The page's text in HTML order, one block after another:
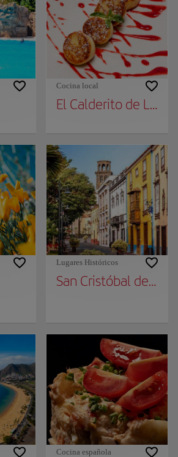
Cocina local
El Calderito de La
Lugares Históricos
San Cristóbal de la
Cocina española